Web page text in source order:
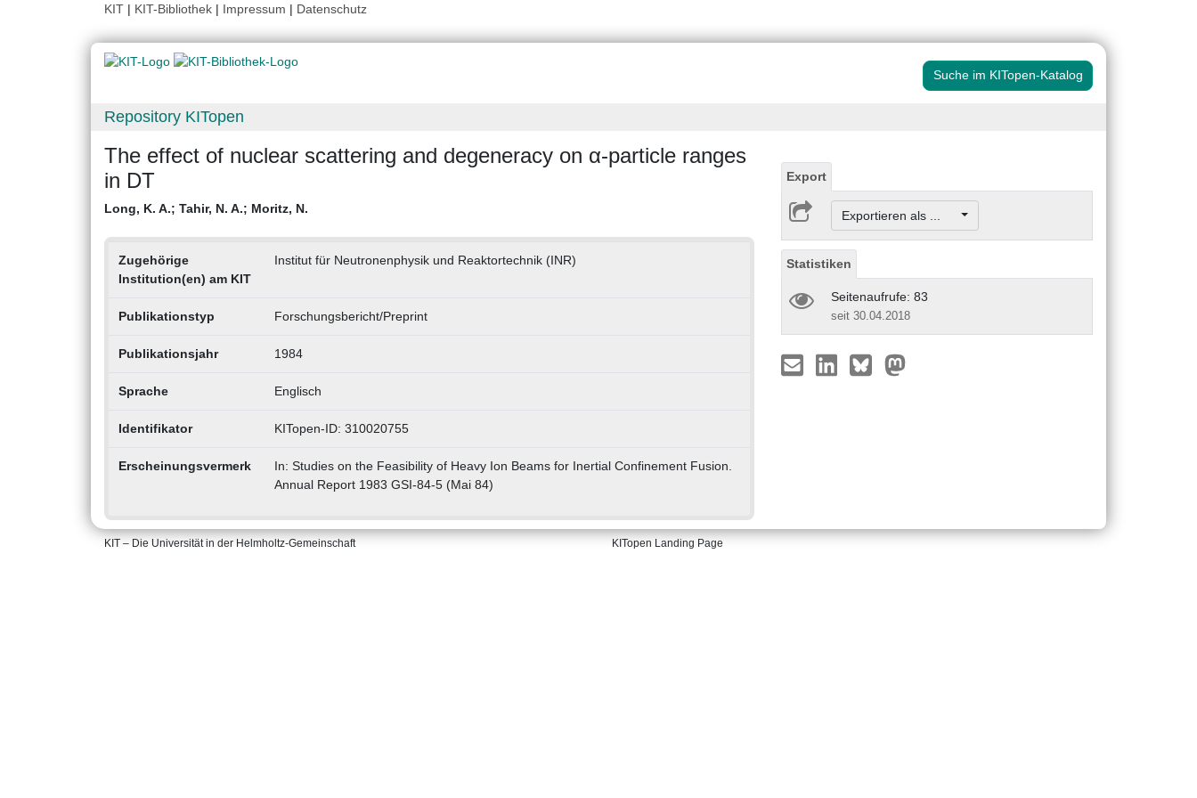
KIT | KIT-Bibliothek | Impressum | Datenschutz
Suche im KITopen-Katalog
Repository KITopen
The effect of nuclear scattering and degeneracy on α-particle ranges
in DT
Long, K. A.; Tahir, N. A.; Moritz, N.
Zugehörige
Institution(en) am KIT
Institut für Neutronenphysik und Reaktortechnik (INR)
Publikationstyp Forschungsbericht/Preprint
Publikationsjahr 1984
Sprache Englisch
Identifikator KITopen-ID: 310020755
Erscheinungsvermerk
In: Studies on the Feasibility of Heavy Ion Beams for Inertial Confinement Fusion.
Annual Report 1983 GSI-84-5 (Mai 84)
Export
Exportieren als ...
Statistiken
Seitenaufrufe: 83
seit 30.04.2018
KIT – Die Universität in der Helmholtz-Gemeinschaft KITopen Landing Page